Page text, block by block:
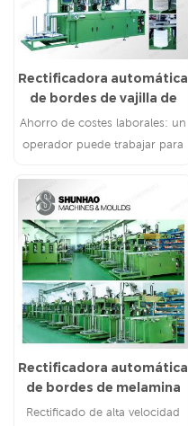
Rectificadora automática
de bordes de vajilla de
melamina de 3
estaciones
Ahorro de costes laborales: un
operador puede trabajar para
Rectificadora automática
de bordes de melamina
Rectificado de alta velocidad